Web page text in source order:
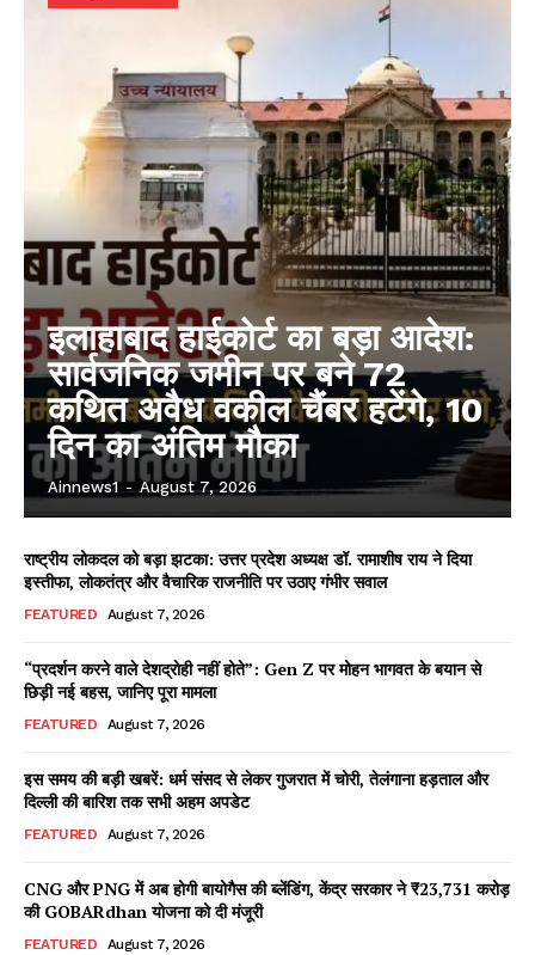
Facebook
X WhatsApp
Share
Read Latest News on AIN
इलाहाबाद हाईकोर्ट का बड़ा आदेश:
सार्वजनिक जमीन पर बने 72
कथित अवैध वकील चैंबर हटेंगे, 10
दिन का अंतिम मौका
Ainnews1 - August 7, 2026
राष्ट्रीय लोकदल को बड़ा झटका: उत्तर प्रदेश अध्यक्ष डॉ. रामाशीष राय ने दिया
इस्तीफा, लोकतंत्र और वैचारिक राजनीति पर उठाए गंभीर सवाल
FEATURED August 7, 2026
“प्रदर्शन करने वाले देशद्रोही नहीं होते”: Gen Z पर मोहन भागवत के बयान से
छिड़ी नई बहस, जानिए पूरा मामला
FEATURED August 7, 2026
इस समय की बड़ी खबरें: धर्म संसद से लेकर गुजरात में चोरी, तेलंगाना हड़ताल और
दिल्ली की बारिश तक सभी अहम अपडेट
FEATURED August 7, 2026
CNG और PNG में अब होगी बायोगैस की ब्लेंडिंग, केंद्र सरकार ने ₹23,731 करोड़
की GOBARdhan योजना को दी मंजूरी
FEATURED August 7, 2026